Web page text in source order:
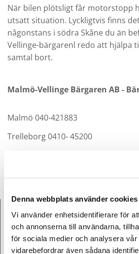
Denna webbplats använder cookies
Vi använder enhetsidentifierare för
och annonserna till användarna,
för sociala medier och analysera
vidarebefordrar även sådana
När bilen plötsligt får motorstopp
utsatt situation. Lyckligtvis finns
någonstans i södra Skåne du än
Vellinge-bärgarenl redo att hjälpa
samtal bort.
Malmö-Vellinge Bärgaren AB -
Malmö 040-421883
Trelleborg 0410- 45200
KUNDSERVICE ÖPPET
Måndag
Tisdag